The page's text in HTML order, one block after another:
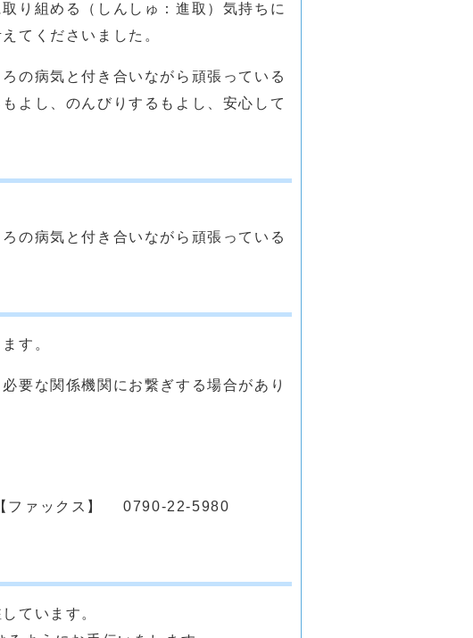
り組める（しんしゅ：進取）気持ちに
てくださいました。
の病気と付き合いながら頑張っている
し、のんびりするもよし、安心して
の病気と付き合いながら頑張っている
す。
要な関係機関にお繋ぎする場合があり
ックス】 0790-22-5980
ています。